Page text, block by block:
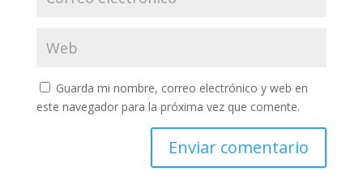
Guarda mi nombre, correo electrónico y web en
este navegador para la próxima vez que comente.